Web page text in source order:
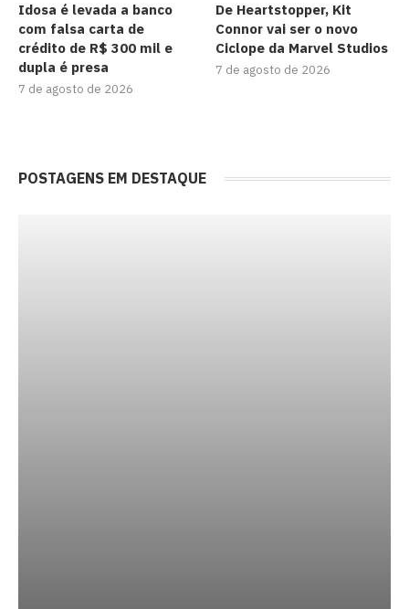
Idosa é levada a banco
com falsa carta de
crédito de R$ 300 mil e
dupla é presa
7 de agosto de 2026
De Heartstopper, Kit
Connor vai ser o novo
Ciclope da Marvel Studios
7 de agosto de 2026
POSTAGENS EM DESTAQUE